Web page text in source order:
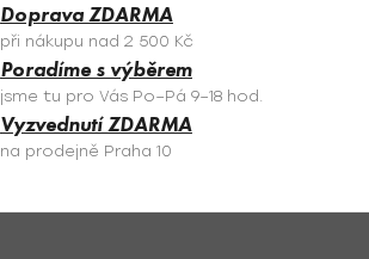
Doprava ZDARMA
při nákupu nad 2 500 Kč
Poradíme s výběrem
jsme tu pro Vás Po–Pá 9–18 hod.
Vyzvednutí ZDARMA
na prodejně Praha 10